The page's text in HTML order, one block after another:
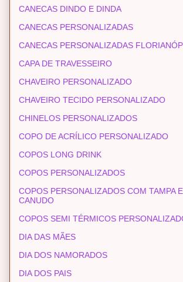
CANECAS DINDO E DINDA
CANECAS PERSONALIZADAS
CANECAS PERSONALIZADAS
CAPA DE TRAVESSEIRO
CHAVEIRO PERSONALIZADO
CHAVEIRO TECIDO PERSONALIZADO
CHINELOS PERSONALIZADOS
COPO DE ACRÍLICO PERSONALIZADO
COPOS LONG DRINK
COPOS PERSONALIZADOS
COPOS PERSONALIZADOS COM TAMPA E
CANUDO
COPOS SEMI TÉRMICOS
DIA DAS MÃES
DIA DOS NAMORADOS
DIA DOS PAIS